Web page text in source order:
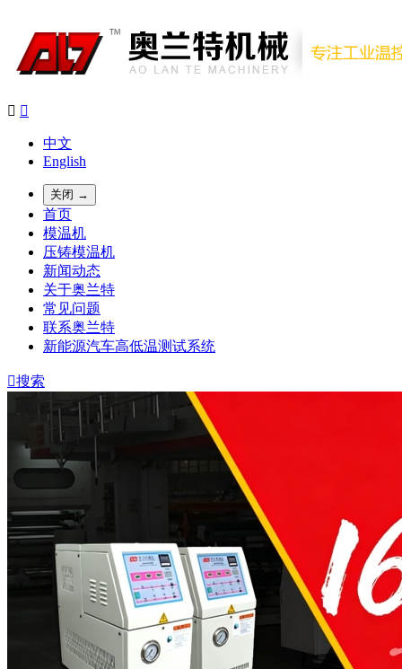
 
中文
English
关闭 →
首页
模温机
压铸模温机
新闻动态
关于奥兰特
常见问题
联系奥兰特
新能源汽车高低温测试系统
搜索